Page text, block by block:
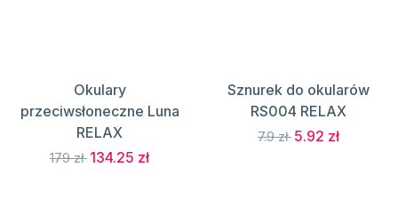
Okulary
przeciwsłoneczne Luna
RELAX
179 zł 134.25 zł
Sznurek do okularów
RS004 RELAX
7.9 zł 5.92 zł